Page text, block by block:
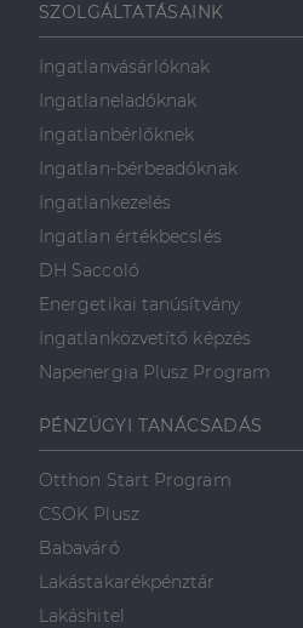
SZOLGÁLTATÁSAINK
Ingatlanvásárlóknak
Ingatlaneladóknak
Ingatlanbérlőknek
Ingatlan-bérbeadóknak
Ingatlankezelés
Ingatlan értékbecslés
DH Saccoló
Energetikai tanúsítvány
Ingatlanközvetítő képzés
Napenergia Plusz Program
PÉNZÜGYI TANÁCSADÁS
Otthon Start Program
CSOK Plusz
Babaváró
Lakástakarékpénztár
Lakáshitel